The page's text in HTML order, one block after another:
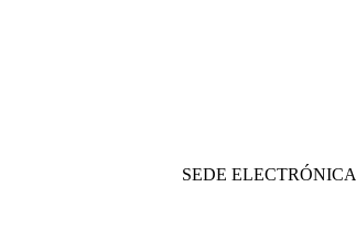
SEDE ELECTRÓNICA